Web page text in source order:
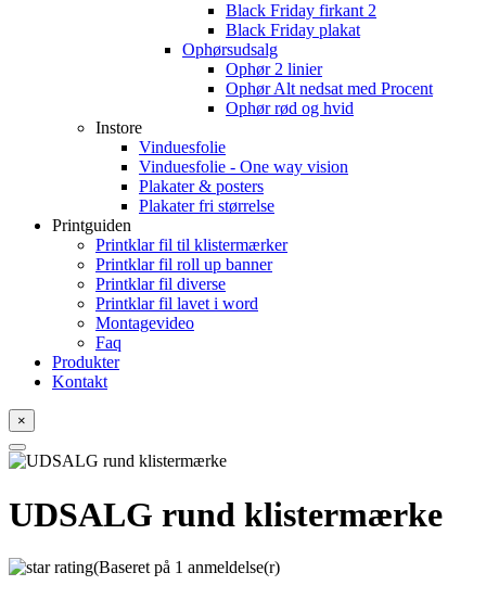
Black Friday firkant 2
Black Friday plakat
Ophørsudsalg
Ophør 2 linier
Ophør Alt nedsat med Procent
Ophør rød og hvid
Instore
Vinduesfolie
Vinduesfolie - One way vision
Plakater & posters
Plakater fri størrelse
Printguiden
Printklar fil til klistermærker
Printklar fil roll up banner
Printklar fil diverse
Printklar fil lavet i word
Montagevideo
Faq
Produkter
Kontakt
×
UDSALG rund klistermærke
(Baseret på 1 anmeldelse(r)